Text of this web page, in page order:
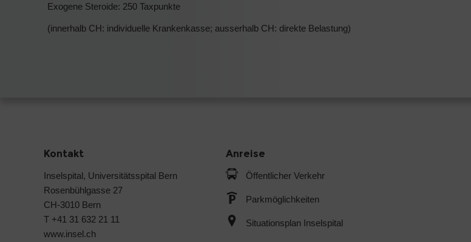
Exogene Steroide: 250 Taxpunkte
(innerhalb CH: individuelle Krankenkasse; ausserhalb CH: direkte Belastung)
Kontakt
Inselspital, Universitätsspital Bern
Rosenbühlgasse 27
CH-3010 Bern
T +41 31 632 21 11
www.insel.ch
Anreise
Öffentlicher Verkehr
Parkmöglichkeiten
Situationsplan Inselspital